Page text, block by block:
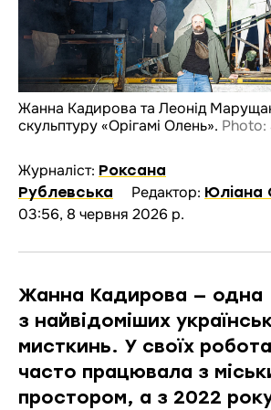
Жанна Кадирова та Леонід
скульптуру «Орігамі Олень». Photo:
Журналіст: Роксана
Рублевська
Редактор: Юліана
03:56, 8 червня 2026 р.
Жанна Кадирова — одна
з найвідоміших
мисткинь. У своїх
часто працювала з
простором, а з 2022